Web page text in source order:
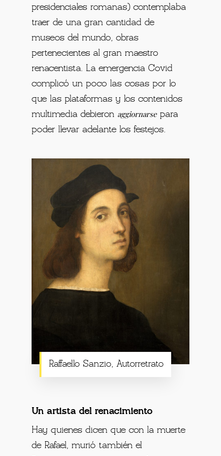
presidenciales romanas) contemplaba
traer de una gran cantidad de
museos del mundo, obras
pertenecientes al gran maestro
renacentista. La emergencia Covid
complicó un poco las cosas por lo
que las plataformas y los contenidos
multimedia debieron aggiornarsepara
poder llevar adelante los festejos.
Raffaello Sanzio, Autorretrato
Un artista del renacimiento
Hay quienes dicen que con la muerte
de Rafael, murió también el